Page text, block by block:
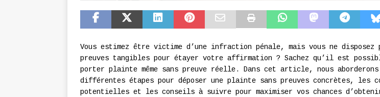
Vous estimez être victime d’une infraction pénale, mais vous ne disposez
preuves tangibles pour étayer votre affirmation ? Sachez qu’il est
porter plainte même sans preuve réelle. Dans cet article, nous
différentes étapes pour déposer une plainte sans preuves concrètes, les
potentielles et les conseils à suivre pour maximiser vos chances